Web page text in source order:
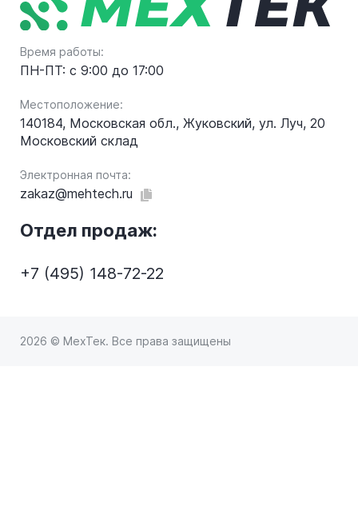
Время работы:
ПН-ПТ: с 9:00 до 17:00
Местоположение:
140184, Московская обл., Жуковский, ул. Луч, 20
Московский склад
Электронная почта:
zakaz@mehtech.ru
Отдел продаж:
+7 (495) 148-72-22
2026 © МехТек. Все права защищены